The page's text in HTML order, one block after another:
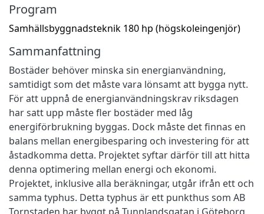
Program
Samhällsbyggnadsteknik 180 hp (högskoleingenjör)
Sammanfattning
Bostäder behöver minska sin energianvändning,
samtidigt som det måste vara lönsamt att bygga nytt.
För att uppnå de energianvändningskrav riksdagen
har satt upp måste fler bostäder med låg
energiförbrukning byggas. Dock måste det finnas en
balans mellan energibesparing och investering för att
åstadkomma detta. Projektet syftar därför till att hitta
denna optimering mellan energi och ekonomi.
Projektet, inklusive alla beräkningar, utgår ifrån ett och
samma typhus. Detta typhus är ett punkthus som AB
Tornstaden har byggt på Tunnlandsgatan i Göteborg